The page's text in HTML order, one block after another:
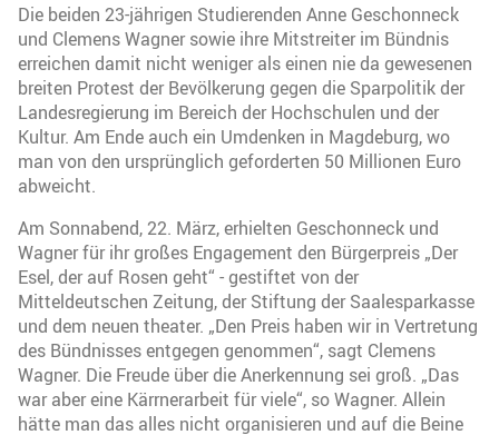
Die beiden 23-jährigen Studierenden Anne Geschonneck
und Clemens Wagner sowie ihre Mitstreiter im Bündnis
erreichen damit nicht weniger als einen nie da gewesenen
breiten Protest der Bevölkerung gegen die Sparpolitik der
Landesregierung im Bereich der Hochschulen und der
Kultur. Am Ende auch ein Umdenken in Magdeburg, wo
man von den ursprünglich geforderten 50 Millionen Euro
abweicht.
Am Sonnabend, 22. März, erhielten Geschonneck und
Wagner für ihr großes Engagement den Bürgerpreis „Der
Esel, der auf Rosen geht“ - gestiftet von der
Mitteldeutschen Zeitung, der Stiftung der Saalesparkasse
und dem neuen theater. „Den Preis haben wir in Vertretung
des Bündnisses entgegen genommen“, sagt Clemens
Wagner. Die Freude über die Anerkennung sei groß. „Das
war aber eine Kärrnerarbeit für viele“, so Wagner. Allein
hätte man das alles nicht organisieren und auf die Beine